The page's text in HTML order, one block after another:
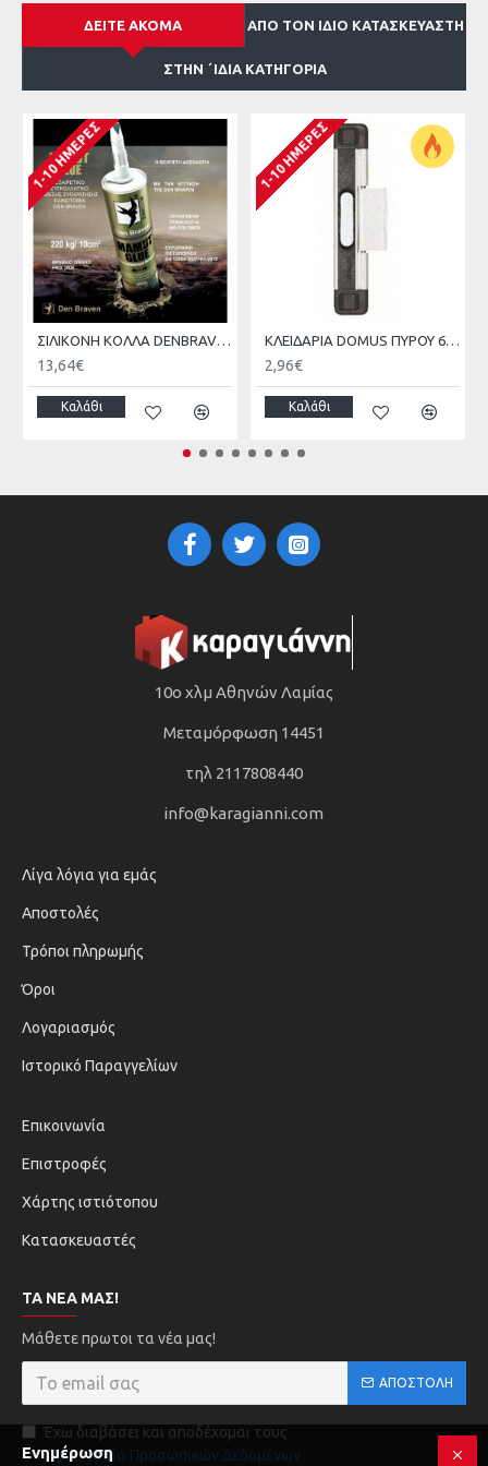
ΔΕΊΤΕ ΑΚΌΜΑ ΑΠΌ ΤΟΝ ΊΔΙΟ ΚΑΤΑΣΚΕΥΑΣΤΉ
ΣΤΗΝ ΄ΙΔΙΑ ΚΑΤΗΓΟΡΊΑ
1-10 ΗΜΈΡΕΣ
ΣΙΛΙΚΟΝΗ ΚΟΛΛΑ DENBRAVEN MAMUT GLUE 290ml
13,64€
Καλάθι
1-10 ΗΜΈΡΕΣ
ΚΛΕΙΔΑΡΙΑ DOMUS ΠΥΡΟΥ 6461
2,96€
Καλάθι
10ο χλμ Αθηνών Λαμίας
Μεταμόρφωση 14451
τηλ 2117808440
info@karagianni.com
Λίγα λόγια για εμάς
Αποστολές
Τρόποι πληρωμής
Όροι
Λογαριασμός
Ιστορικό Παραγγελίων
Επικοινωνία
Επιστροφές
Χάρτης ιστιότοπου
Κατασκευαστές
ΤΑ ΝΈΑ ΜΑΣ!
Μάθετε πρωτοι τα νέα μας!
ΑΠΟΣΤΟΛΉ
Έχω διαβάσει και αποδέχομαι τους
Προστασία Προσωπικών Δεδομένων
Ενημέρωση